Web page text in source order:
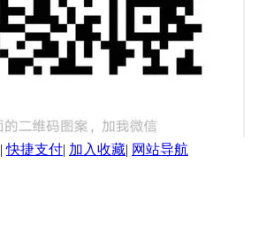
|快捷支付| 加入收藏| 网站导航